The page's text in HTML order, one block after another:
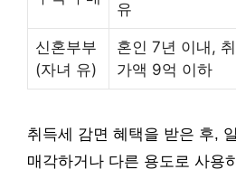
유
신혼부부
(자녀 유)
혼인 7년 이내,
가액 9억 이하
취득세 감면 혜택을 받은 후,
매각하거나 다른 용도로 사용